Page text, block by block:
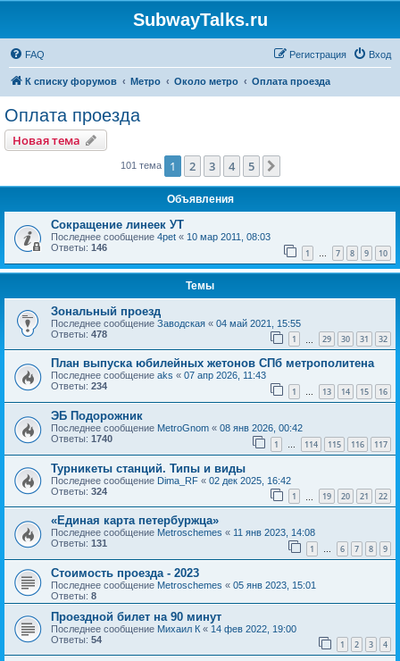
SubwayTalks.ru
FAQ Вход
Регистрация
К списку форумов Метро Около метро Оплата проезда
Оплата проезда
Новая тема
101 тема 1 2 3 4 5
Объявления
Сокращение линеек УТ
Последнее сообщение 4pet « 10 мар 2011, 08:03
Ответы: 146 1 … 7 8 9 10
Темы
Зональный проезд
Последнее сообщение Заводская « 04 май 2021, 15:55
Ответы: 478 1 29 30 31 32
План выпуска юбилейных жетонов СПб метрополитена
Последнее сообщение aks « 07 апр 2026, 11:43
Ответы: 234 1 … 13 14 15 16
ЭБ Подорожник
Последнее сообщение MetroGnom « 08 янв 2026, 00:42
Ответы: 1740 1 … 114 115 116 117
Турникеты станций. Типы и виды
Последнее сообщение Dima_RF « 02 дек 2025, 16:42
Ответы: 324 1 19 20 21 22
«Единая карта петербуржца»
Последнее сообщение Metroschemes « 11 янв 2023, 14:08
Ответы: 131 1 … 6 7 8 9
Стоимость проезда - 2023
Последнее сообщение Metroschemes « 05 янв 2023, 15:01
Ответы: 8
Проездной билет на 90 минут
Последнее сообщение Михаил К « 14 фев 2022, 19:00
Ответы: 54 1 2 3 4